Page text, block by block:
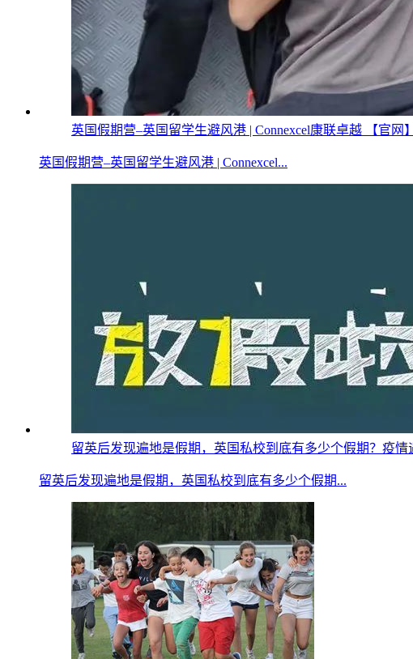
英国假期营–英国留学生避风港 | Connexcel康联卓越 【官网】
英国假期营–英国留学生避风港 | Connexcel...
留英后发现遍地是假期，英国私校到底有多少个假期？疫
留英后发现遍地是假期，英国私校到底有多少个假期...